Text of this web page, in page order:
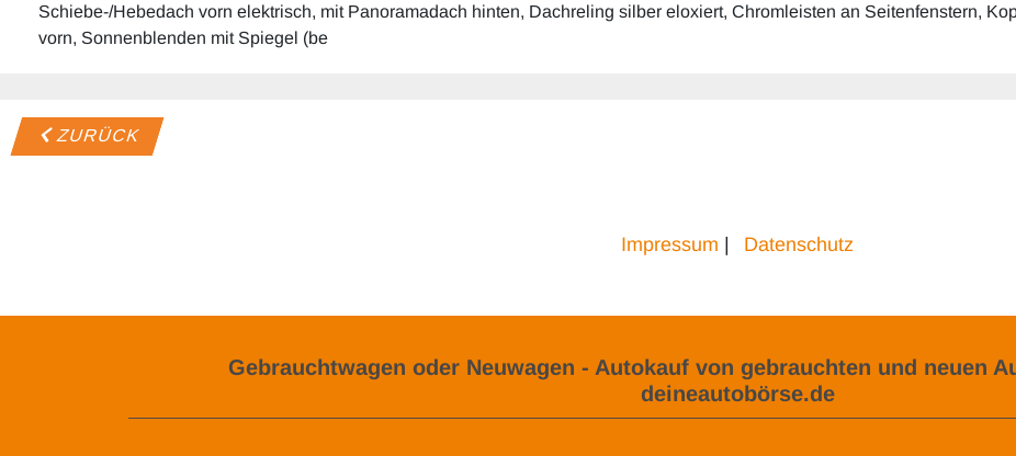
Schiebe-/Hebedach vorn elektrisch, mit Panoramadach hinten, Dachreling silber eloxiert, Chromleisten an Seitenfenstern,
vorn, Sonnenblenden mit Spiegel (be
ZURÜCK
Impressum Datenschutz
Gebrauchtwagen oder Neuwagen - Autokauf von gebrauchten und neuen
deineautobörse.de